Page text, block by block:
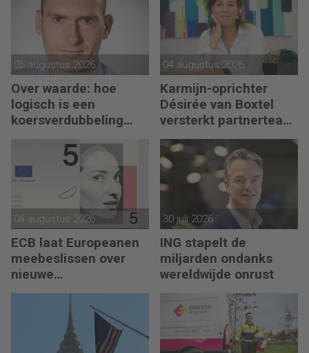
05 augustus 2026
Over waarde: hoe
logisch is een
koersverdubbeling
04 augustus 2026
Karmijn-oprichter
Désirée van Boxtel
versterkt partnerteam
CFO Capabel
04 augustus 2026
ECB laat Europeanen
meebeslissen over
nieuwe
eurobankbiljetten
30 juli 2026
ING stapelt de
miljarden ondanks
wereldwijde onrust